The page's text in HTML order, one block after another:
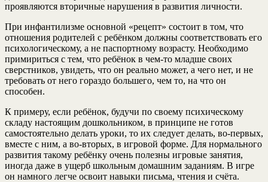
проявляются вторичные нарушения в развития личности.
При инфантилизме основной «рецепт» состоит в том, что
отношения родителей с ребёнком должны соответствовать его
психологическому, а не паспортному возрасту. Необходимо
примириться с тем, что ребёнок в чем-то младше своих
сверстников, увидеть, что он реально может, а чего нет, и не
требовать от него гораздо большего, чем то, на что он
способен.
К примеру, если ребёнок, будучи по своему психическому
складу настоящим дошкольником, в принципе не готов
самостоятельно делать уроки, то их следует делать, во-первых,
вместе с ним, а во-вторых, в игровой форме. Для нормального
развития такому ребёнку очень полезны игровые занятия,
иногда даже в ущерб школьным домашним заданиям. В игре
он намного легче освоит навыки письма, чтения и счёта.